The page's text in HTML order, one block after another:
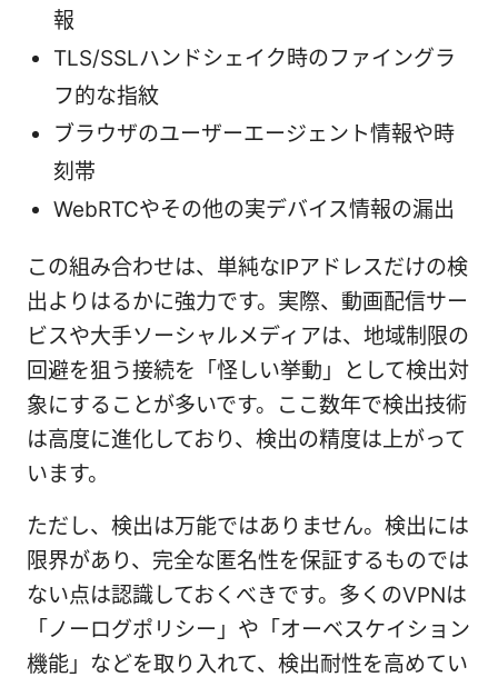
報
TLS/SSLハンドシェイク時のファイングラ
フ的な指紋
ブラウザのユーザーエージェント情報や時
刻帯
WebRTCやその他の実デバイス情報の漏出
この組み合わせは、単純なIPアドレスだけの検
出よりはるかに強力です。実際、動画配信サー
ビスや大手ソーシャルメディアは、地域制限の
回避を狙う接続を「怪しい挙動」として検出対
象にすることが多いです。ここ数年で検出技術
は高度に進化しており、検出の精度は上がって
います。
ただし、検出は万能ではありません。検出には
限界があり、完全な匿名性を保証するものでは
ない点は認識しておくべきです。多くのVPNは
「ノーログポリシー」や「オーベスケイション
機能」などを取り入れて、検出耐性を高めてい